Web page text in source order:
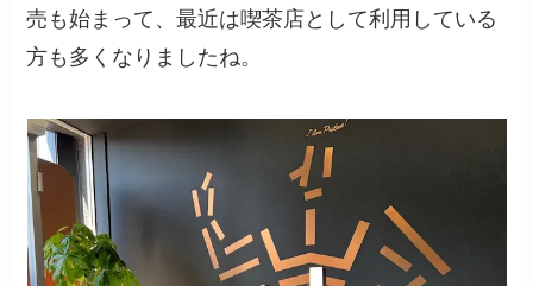
売も始まって、最近は喫茶店として利用している
方も多くなりましたね。